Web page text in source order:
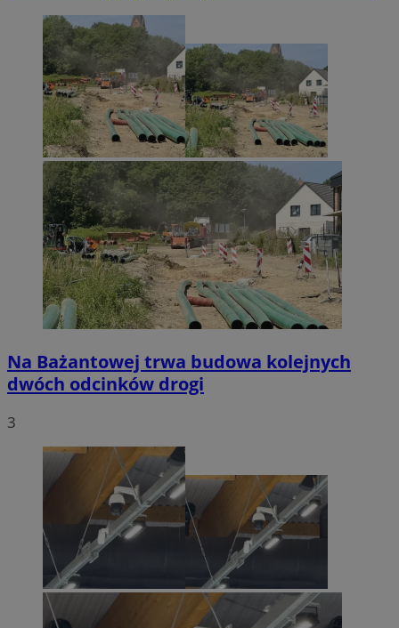
Na Bażantowej trwa budowa kolejnych
dwóch odcinków drogi
3